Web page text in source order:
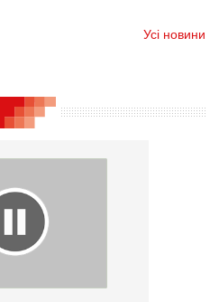
Усі новини